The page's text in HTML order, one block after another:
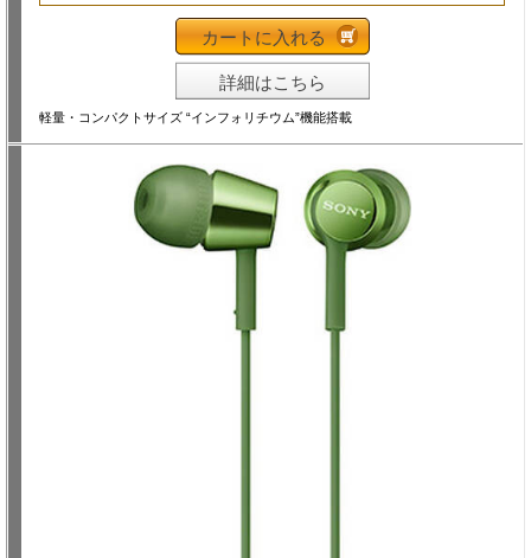
カートに入れる
詳細はこちら
軽量・コンパクトサイズ “インフォリチウム”機能搭載